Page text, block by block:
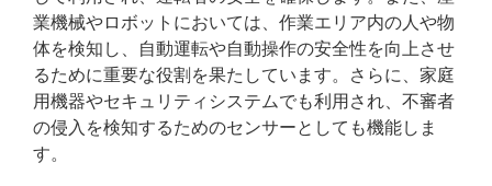
業機械やロボットにおいては、作業エリア内の人や物
体を検知し、自動運転や自動操作の安全性を向上させ
るために重要な役割を果たしています。さらに、家庭
用機器やセキュリティシステムでも利用され、不審者
の侵入を検知するためのセンサーとしても機能しま
す。